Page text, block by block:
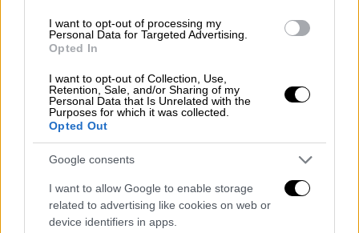
I want to opt-out of processing my
Personal Data for Targeted Advertising.
Opted In
I want to opt-out of Collection, Use,
Retention, Sale, and/or Sharing of my
Personal Data that Is Unrelated with the
Purposes for which it was collected.
Opted Out
Google consents
I want to allow Google to enable storage
related to advertising like cookies on web or
device identifiers in apps.
Ελλάδα|02.08.2025 21:50
Φωτιά ανάμεσα σε Κορωπί και Παιανία
στα διόδια της Αττικής Οδού – Άμεση
κινητοποίηση της Πυροσβεστικής
Η εστία έχει περιοριστεί σημαντικά